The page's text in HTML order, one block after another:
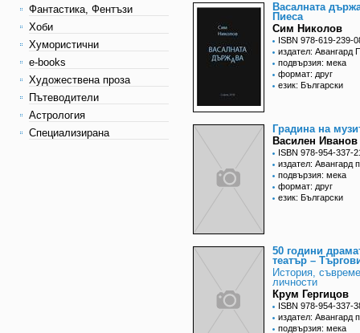
Фантастика, Фентъзи
Хоби
Хумористични
e-books
Художествена проза
Пътеводители
Астрология
Специализирана
Васалната
Пиеса
Сим Николов
ISBN 978-619-239-
издател: Авангард
подвързия: мека
формат: друг
език: Български
Градина на
Василен Иванов
ISBN 978-954-337-
издател: Авангард
подвързия: мека
формат: друг
език: Български
50 години
театър –
История,
личности
Крум Гергицов
ISBN 978-954-337-
издател: Авангард
подвързия: мека